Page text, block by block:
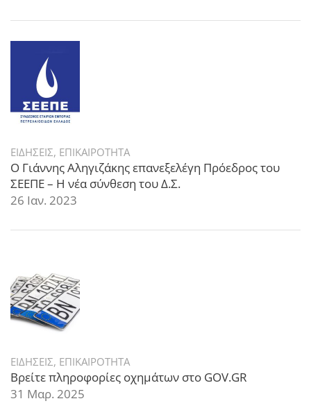
ΕΙΔΗΣΕΙΣ, ΕΠΙΚΑΙΡΟΤΗΤΑ
Ο Γιάννης Αληγιζάκης επανεξελέγη Πρόεδρος του
ΣΕΕΠΕ – Η νέα σύνθεση του Δ.Σ.
26 Ιαν. 2023
ΕΙΔΗΣΕΙΣ, ΕΠΙΚΑΙΡΟΤΗΤΑ
Βρείτε πληροφορίες οχημάτων στο GOV.GR
31 Μαρ. 2025